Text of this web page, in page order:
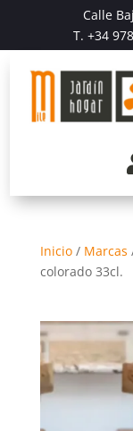
Calle
T. +34
Inicio/ Marcas
colorado 33cl.